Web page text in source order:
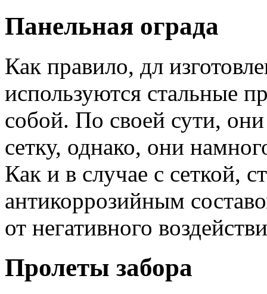
Панельная ограда
Как правило, дл
используются стальные
собой. По своей сути,
сетку, однако, они
Как и в случае с сеткой,
антикоррозийным
от негативного
Пролеты забора